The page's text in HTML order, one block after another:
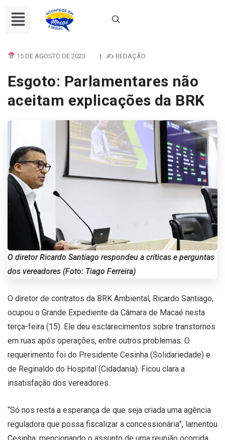
15 DE AGOSTO DE 2023 | ✍ REDAÇÃO
Esgoto: Parlamentares não
aceitam explicações da BRK
O diretor Ricardo Santiago respondeu a críticas e perguntas
dos vereadores (Foto: Tiago Ferreira)
O diretor de contratos da BRK Ambiental, Ricardo Santiago,
ocupou o Grande Expediente da Câmara de Macaé nesta
terça-feira (15). Ele deu esclarecimentos sobre transtornos
em ruas após operações, entre outros problemas. O
requerimento foi do Presidente Cesinha (Solidariedade) e
de Reginaldo do Hospital (Cidadania). Ficou clara a
insatisfação dos vereadores.
“Só nos resta a esperança de que seja criada uma agência
reguladora que possa fiscalizar a concessionária”, lamentou